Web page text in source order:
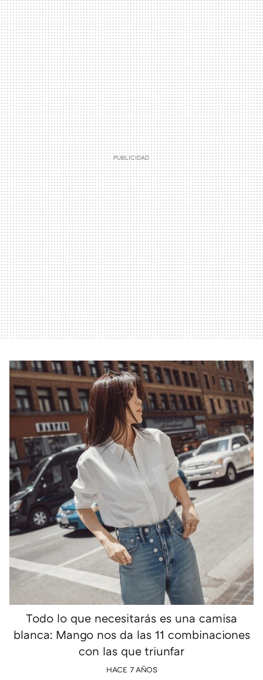
Todo lo que necesitarás es una camisa
blanca: Mango nos da las 11 combinaciones
con las que triunfar
HACE 7 AÑOS